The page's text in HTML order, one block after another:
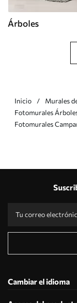
Árboles
Inicio Murales
Fotomurales
Fotomurales
Cambiar el idioma